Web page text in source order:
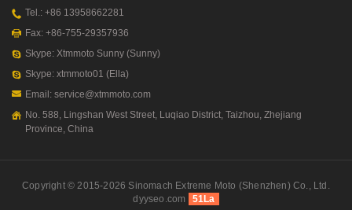
Tel.: +86 13958662281
Fax: +86-755-29357936
Skype: Xtmmoto Sunny (Sunny)
Skype: xtmmoto01 (Ella)
Email: service@xtmmoto.com
No. 588, Lingshan West Street, Luqiao District, Taizhou, Zhejiang
Province, China
Copyright © 2015-2026 Sinomach Extreme Moto (Shenzhen) Co., Ltd.
dyyseo.com
51La